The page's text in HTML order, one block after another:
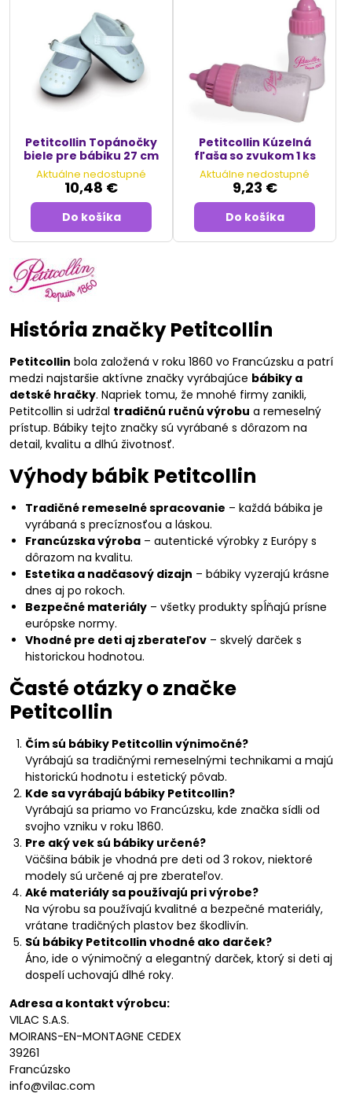
Petitcollin Topánočky
biele pre bábiku 27 cm
Aktuálne nedostupné
10,48 €
Do košíka
Petitcollin Kúzelná
fľaša so zvukom 1 ks
Aktuálne nedostupné
9,23 €
Do košíka
História značky Petitcollin
Petitcollin bola založená v roku 1860 vo Francúzsku a patrí
medzi najstaršie aktívne značky vyrábajúce bábiky a
detské hračky. Napriek tomu, že mnohé firmy zanikli,
Petitcollin si udržal tradičnú ručnú výrobu a remeselný
prístup. Bábiky tejto značky sú vyrábané s dôrazom na
detail, kvalitu a dlhú životnosť.
Výhody bábik Petitcollin
Tradičné remeselné spracovanie – každá bábika je
vyrábaná s precíznosťou a láskou.
Francúzska výroba – autentické výrobky z Európy s
dôrazom na kvalitu.
Estetika a nadčasový dizajn – bábiky vyzerajú krásne
dnes aj po rokoch.
Bezpečné materiály – všetky produkty spĺňajú prísne
európske normy.
Vhodné pre deti aj zberateľov – skvelý darček s
historickou hodnotou.
Časté otázky o značke
Petitcollin
Čím sú bábiky Petitcollin výnimočné?
Vyrábajú sa tradičnými remeselnými technikami a majú
historickú hodnotu i estetický pôvab.
Kde sa vyrábajú bábiky Petitcollin?
Vyrábajú sa priamo vo Francúzsku, kde značka sídli od
svojho vzniku v roku 1860.
Pre aký vek sú bábiky určené?
Väčšina bábik je vhodná pre deti od 3 rokov, niektoré
modely sú určené aj pre zberateľov.
Aké materiály sa používajú pri výrobe?
Na výrobu sa používajú kvalitné a bezpečné materiály,
vrátane tradičných plastov bez škodlivín.
Sú bábiky Petitcollin vhodné ako darček?
Áno, ide o výnimočný a elegantný darček, ktorý si deti aj
dospelí uchovajú dlhé roky.
Adresa a kontakt výrobcu:
VILAC S.A.S.
MOIRANS-EN-MONTAGNE CEDEX
39261
Francúzsko
info@vilac.com